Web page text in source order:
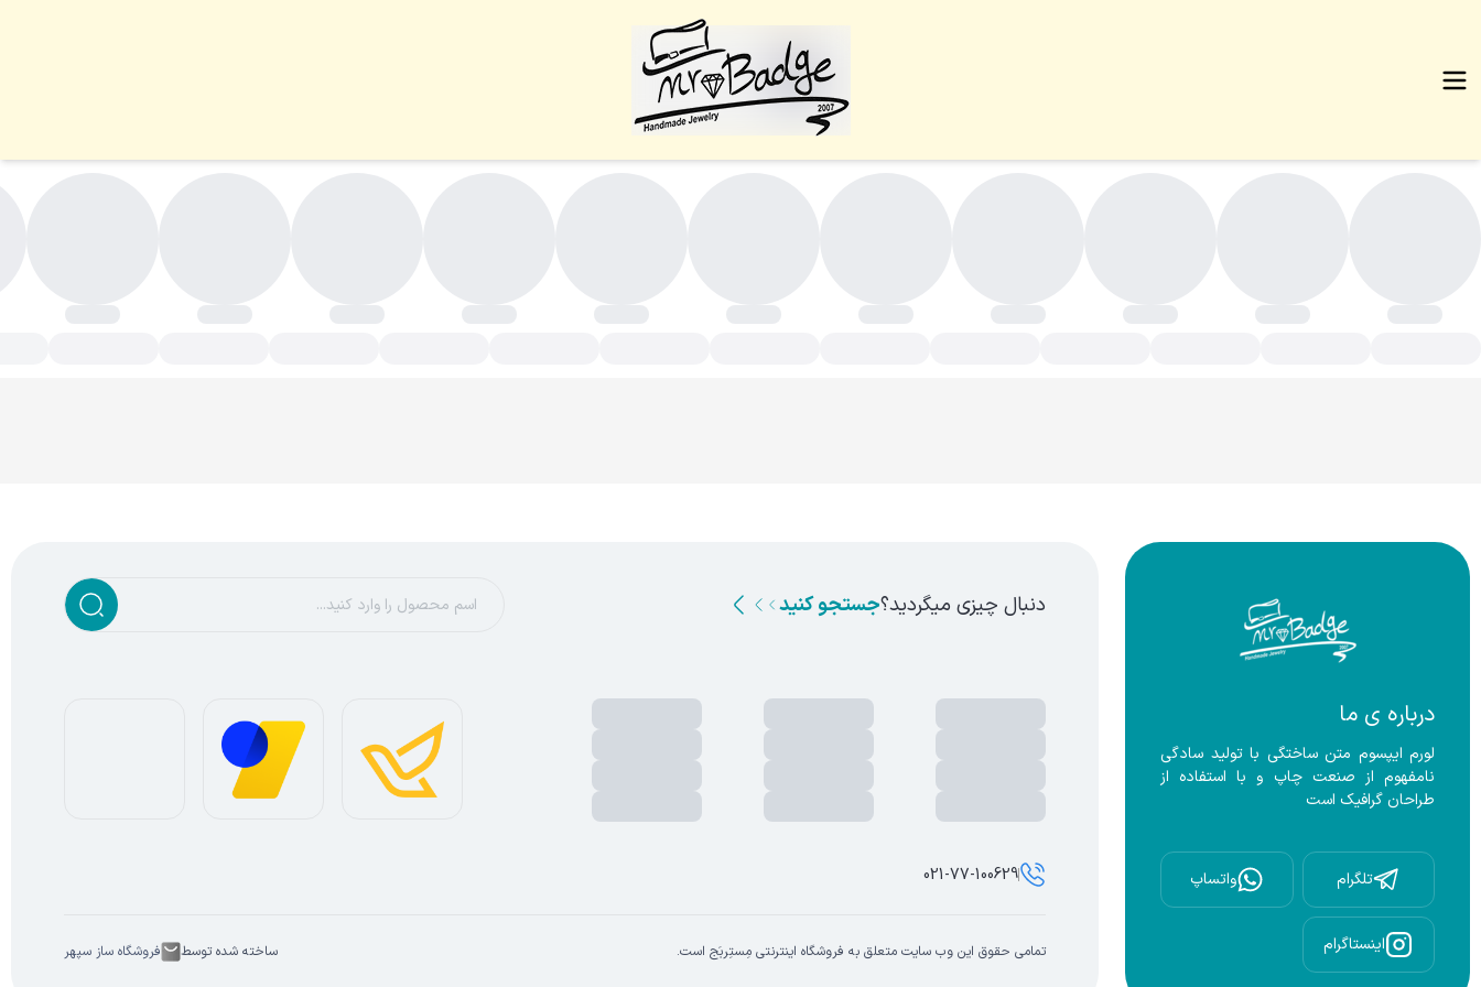
درباره ی ما
نامفهوم از صنعت چاپ و با استفاده از
طراحان گرافیک است
تلگرام واتساپ
اینستاگرام
دنبال چیزی میگردید؟جستجو کنید
021-77-100629
تمامی حقوق این وب سایت متعلق به فروشگاه اینترنتی مِستِربَج است. ساخته شده توسط فروشگاه ساز سپهر